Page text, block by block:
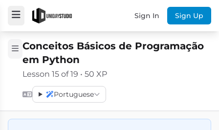
Sign In Sign Up
Conceitos Básicos de Programação
em Python
Lesson 15 of 19 • 50 XP
Portuguese